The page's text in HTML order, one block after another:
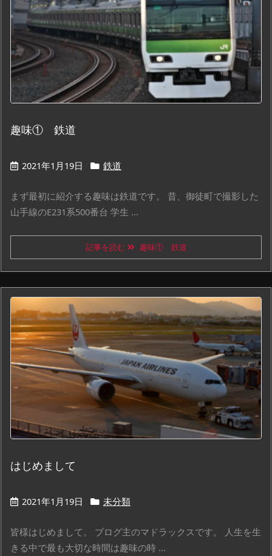
趣味① 鉄道
2021年1月19日 鉄道
まず最初に紹介する趣味は鉄道です。 昔、御徒町で撮影した
山手線のE231系500番台 学生 ...
記事を読む 趣味① 鉄道
はじめまして
2021年1月19日 未分類
皆様はじめまして。 ブログ主のマドラックスです。 人生を生
きる中で最も大切な時間は趣味の時 ...